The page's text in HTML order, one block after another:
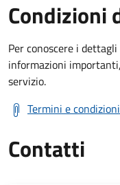
Condizioni
Per conoscere i
informazioni
servizio.
Termini e
Contatti